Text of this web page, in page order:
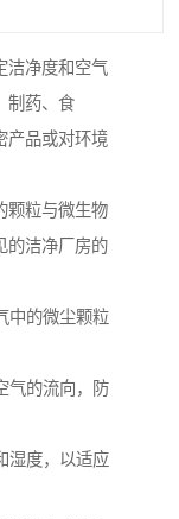
洁净度和空气
制药、食
产品或对环境
颗粒与微生物
的洁净厂房的
中的微尘颗粒
气的流向，防
湿度，以适应